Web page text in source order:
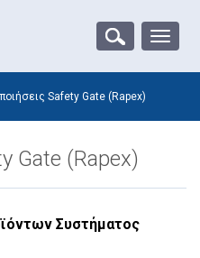
Toggle
Safety Gate (Rapex)
Gate (Rapex)
Συστήματος